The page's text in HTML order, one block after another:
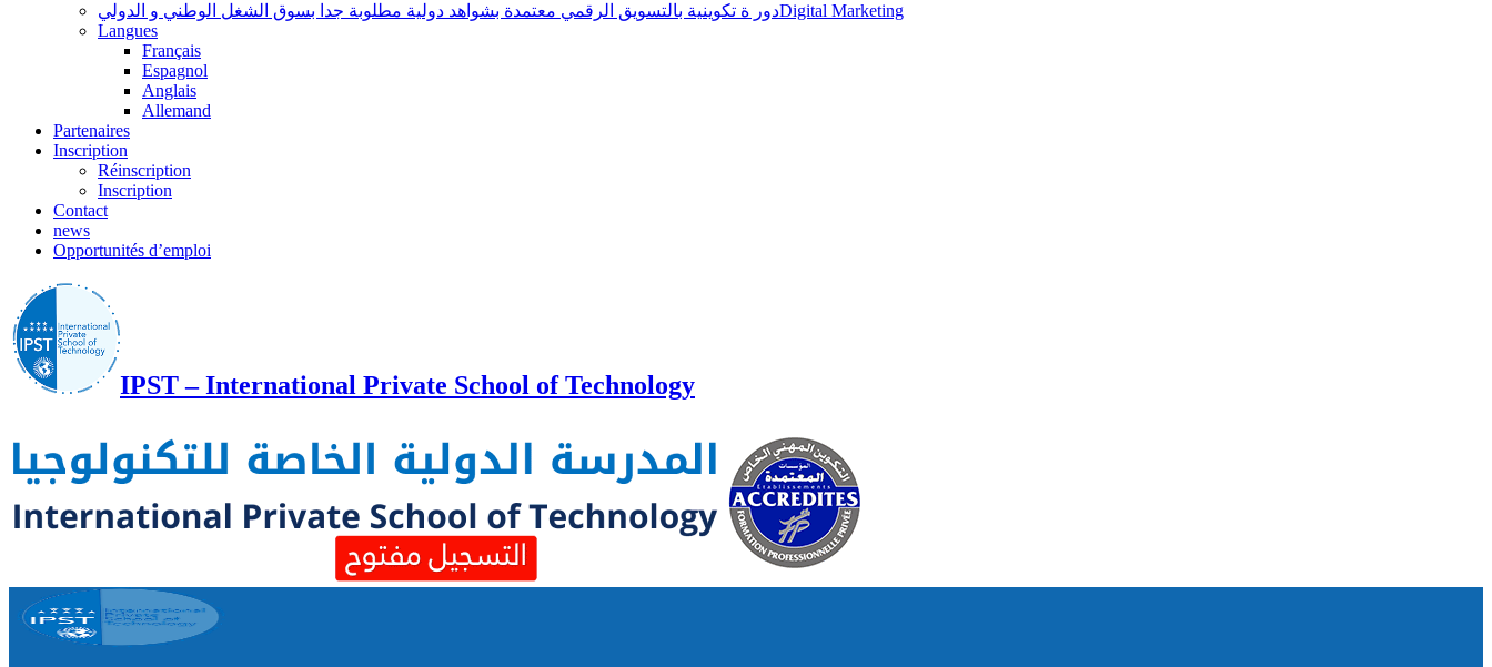
دور ة تكوينية بالتسويق الرقمي معتمدة بشواهد دولية مطلوبة جدا بسوق الشغل الوطني و الدوليDigital Marketing
Langues
Français
Espagnol
Anglais
Allemand
Partenaires
Inscription
Réinscription
Inscription
Contact
news
Opportunités d’emploi
IPST – International Private School of Technology